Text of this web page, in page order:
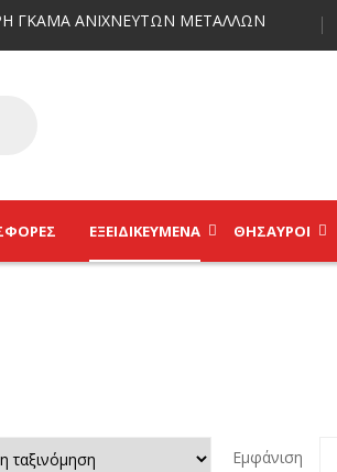
ΜΕΤΑΛΛΩΝ
ΕΞΕΙΔΙΚΕΥΜΈΝΑ ΘΗΣΑΥΡΟΊ
Εμφάνιση